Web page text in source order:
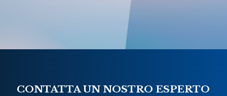
CONTATTA UN NOSTRO ESPERTO